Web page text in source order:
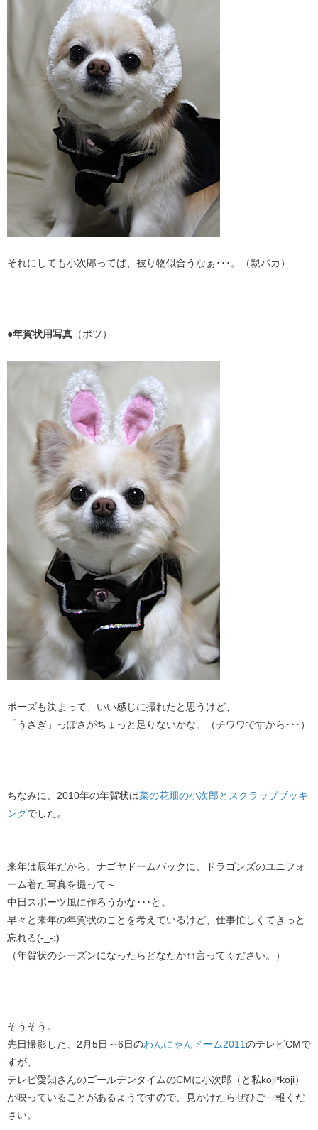
それにしても小次郎ってば、被り物似合うなぁ･･･。（親バカ）
●年賀状用写真 （ボツ）
ポーズも決まって、いい感じに撮れたと思うけど、
「うさぎ」っぽさがちょっと足りないかな。（チワワですから･･･）
ちなみに、2010年の年賀状は菜の花畑の小次郎とスクラップブッキ
ングでした。
来年は辰年だから、ナゴヤドームバックに、ドラゴンズのユニフォ
ーム着た写真を撮って～
中日スポーツ風に作ろうかな･･･と。
早々と来年の年賀状のことを考えているけど、仕事忙しくてきっと
忘れる(-_-;)
（年賀状のシーズンになったらどなたか↑↑言ってください。）
そうそう。
先日撮影した、2月5日～6日のわんにゃんドーム2011のテレビCMで
すが、
テレビ愛知さんのゴールデンタイムのCMに小次郎（と私koji*koji）
が映っていることがあるようですので、見かけたらぜひご一報くだ
さい。